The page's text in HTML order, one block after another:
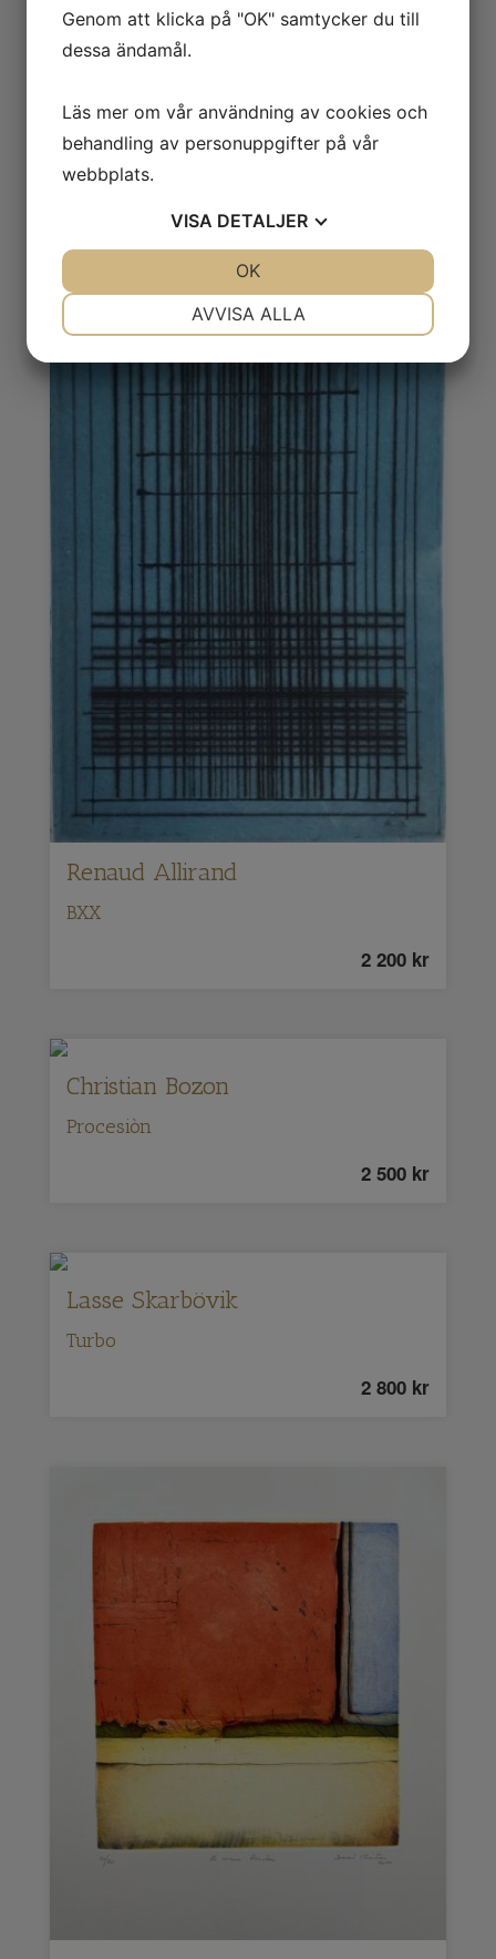
BXVII
Renaud Allirand
BXX
2 200 kr
Christian Bozon
Procesiòn
2 500 kr
Lasse Skarbövik
Turbo
2 800 kr
Genom att klicka på "OK" samtycker du till
dessa ändamål.
Läs mer om vår användning av cookies och
behandling av personuppgifter på vår
webbplats.
VISA DETALJER
AVVISA ALLA
OK